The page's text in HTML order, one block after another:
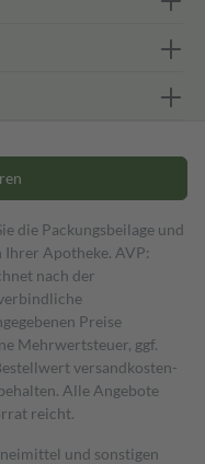
die Packungsbeilage und
Apotheke. AVP:
nach der
Preise
Mehrwertsteuer, ggf.
versand­kosten­
Alle Angebote
reicht.
und sonstigen